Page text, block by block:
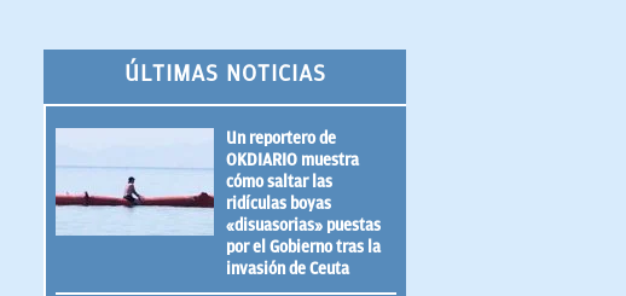
ÚLTIMAS NOTICIAS
Un reportero de
OKDIARIO muestra
cómo saltar las
ridículas boyas
«disuasorias» puestas
por el Gobierno tras la
invasión de Ceuta